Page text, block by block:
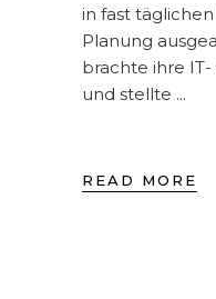
in fast
Planung
brachte ihre
und stellte
READ MORE